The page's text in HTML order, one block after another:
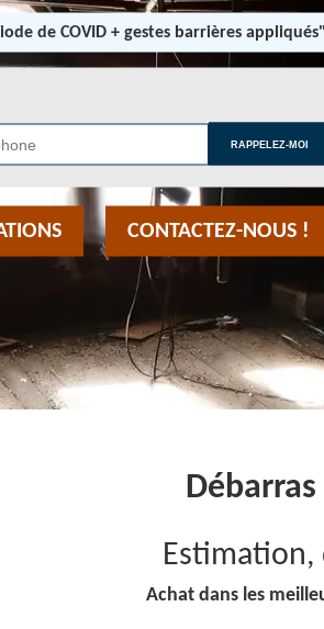
de COVID + gestes barrières appliqués"
CONTACTEZ-NOUS !
Achat dans les